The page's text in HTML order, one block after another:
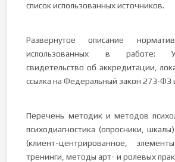
список использованных источников.
Развернутое описание
использованных в работе:
свидетельство об аккредитации,
ссылка на Федеральный закон 273‑ФЗ
Перечень методик и методов
психодиагностика (опросники,
(клиент-центрированное,
тренинги, методы арт- и ролевых